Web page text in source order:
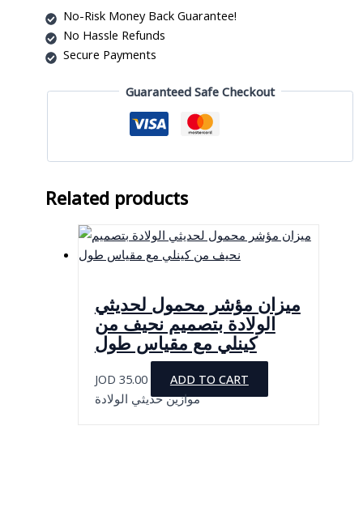
بتصميم
نحيف
من
كينلي
مع
No-Risk Money Back Guarantee!
No Hassle Refunds
Secure Payments
Guaranteed Safe Checkout
Related products
ميزان مؤشر محمول لحديثي
الولادة بتصميم نحيف من
كينلي مع مقياس طول
JOD 35.00
ADD TO CART
موازين حديثي الولادة